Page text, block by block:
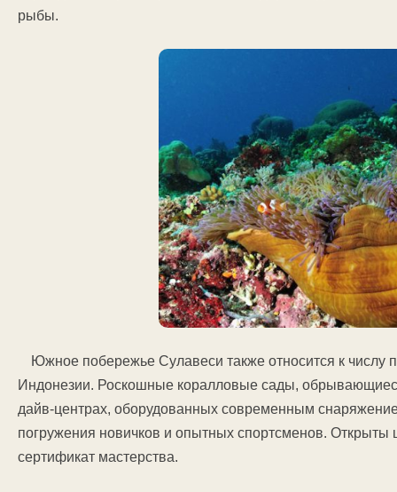
рыбы.
Южное побережье Сулавеси также относится к
Индонезии. Роскошные коралловые сады,
дайв-центрах, оборудованных современным
погружения новичков и опытных спортсменов.
сертификат мастерства.